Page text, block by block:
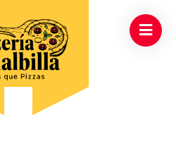
HELADO GALLETAS Y CREMA